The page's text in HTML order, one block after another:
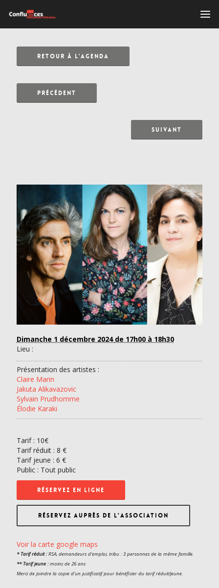
RETOUR À L'AGENDA
PRÉCÉDENT
SUIVANT
Dimanche 1 décembre 2024 de 17h00 à 18h30
Lieu :
Présentation des artistes :
Claire Marin
Jakuta Alikavazovic
Sylvain Prudhomme
Élodie Karaki
Tarif : 10€
Tarif réduit : 8 €
Tarif jeune : 6 €
Public : Tout public
RÉSERVEZ EN LIGNE
RÉSERVEZ AUPRÈS DE L’ASSOCIATION
Voir la carte google maps
* Tarif réduit :RSA, demandeurs d’emploi, tribu : 3 personnes de la même famille.
** Tarif jeune :moins de 26 ans
Merci de joindre la copie d’un justificatif pour bénéficier du tarif réduit/jeune.